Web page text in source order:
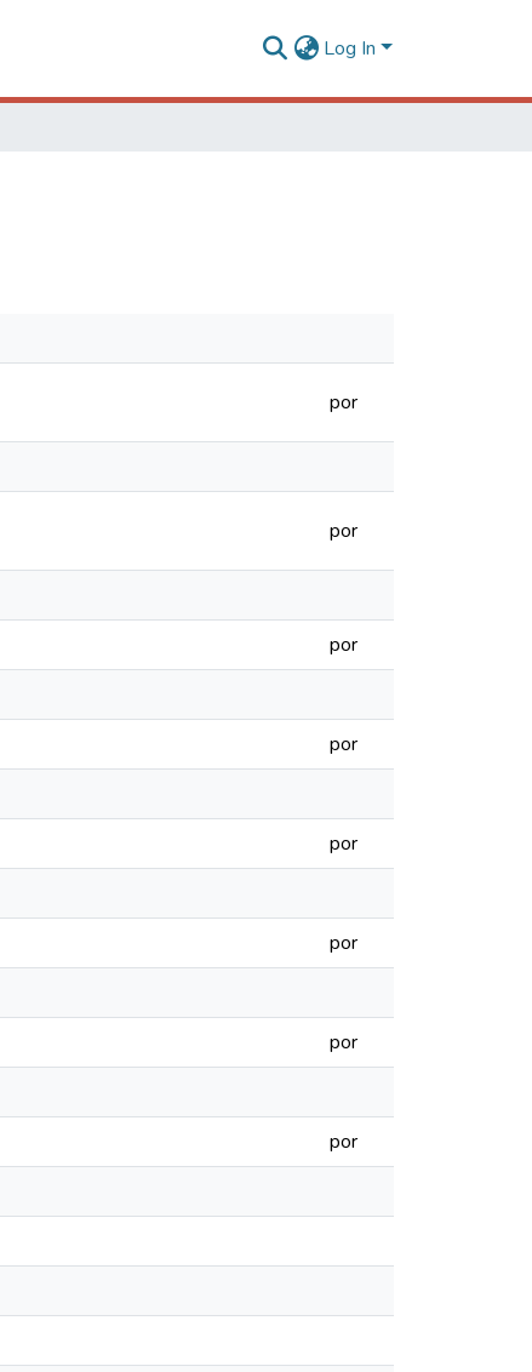
Log In
por
por
por
por
por
por
por
por